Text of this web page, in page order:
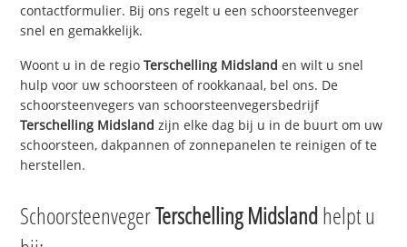
contactformulier. Bij ons regelt u een schoorsteenveger
snel en gemakkelijk.
Woont u in de regioTerschelling Midsland en wilt u snel
hulp voor uw schoorsteen of rookkanaal, bel ons. De
schoorsteenvegers van schoorsteenvegersbedrijf
Terschelling Midsland zijn elke dag bij u in de buurt om uw
schoorsteen, dakpannen of zonnepanelen te reinigen of te
herstellen.
SchoorsteenvegerTerschelling Midslandhelpt u